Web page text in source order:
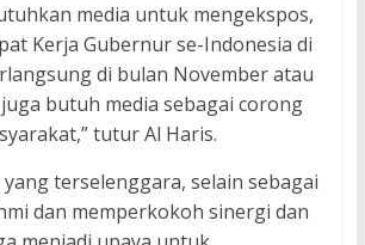
media untuk mengekspos,
Kerja Gubernur se-Indonesia di
di bulan November atau
butuh media sebagai corong
tutur Al Haris.
terselenggara, selain sebagai
dan memperkokoh sinergi dan